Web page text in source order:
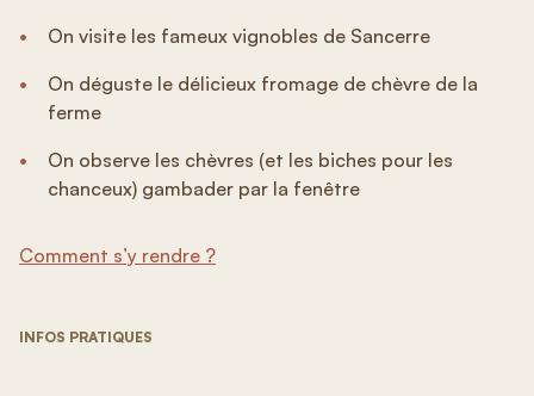
On visite les fameux vignobles de Sancerre
On déguste le délicieux fromage de chèvre de la
ferme
On observe les chèvres (et les biches pour les
chanceux) gambader par la fenêtre
Comment s’y rendre ?
INFOS PRATIQUES